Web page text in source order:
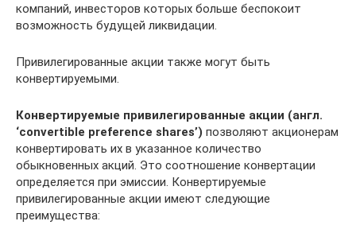
компаний, инвесторов которых больше беспокоит
возможность будущей ликвидации.
Привилегированные акции также могут быть
конвертируемыми.
Конвертируемые привилегированные акции (англ.
‘convertible preference shares’) позволяют акционерам
конвертировать их в указанное количество
обыкновенных акций. Это соотношение конвертации
определяется при эмиссии. Конвертируемые
привилегированные акции имеют следующие
преимущества: